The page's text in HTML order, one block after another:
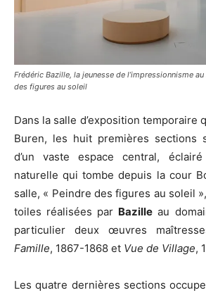
Frédéric Bazille, la jeunesse de l’impressionnisme
des figures au soleil
Dans la salle d’exposition temporaire
Buren, les huit premières sections
d’un vaste espace central,
naturelle qui tombe depuis la cour
salle, « Peindre des figures au soleil
toiles réalisées par Bazille au
particulier deux œuvres
Famille, 1867-1868 et Vue de Village,
Les quatre dernières sections